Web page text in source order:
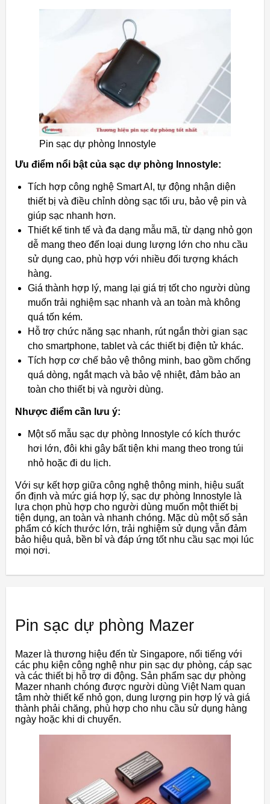
Pin sạc dự phòng Innostyle
Ưu điểm nổi bật của sạc dự phòng Innostyle:
Tích hợp công nghệ Smart AI, tự động nhận diện
thiết bị và điều chỉnh dòng sạc tối ưu, bảo vệ pin và
giúp sạc nhanh hơn.
Thiết kế tinh tế và đa dạng mẫu mã, từ dạng nhỏ gọn
dễ mang theo đến loại dung lượng lớn cho nhu cầu
sử dụng cao, phù hợp với nhiều đối tượng khách
hàng.
Giá thành hợp lý, mang lại giá trị tốt cho người dùng
muốn trải nghiệm sạc nhanh và an toàn mà không
quá tốn kém.
Hỗ trợ chức năng sạc nhanh, rút ngắn thời gian sạc
cho smartphone, tablet và các thiết bị điện tử khác.
Tích hợp cơ chế bảo vệ thông minh, bao gồm chống
quá dòng, ngắt mạch và bảo vệ nhiệt, đảm bảo an
toàn cho thiết bị và người dùng.
Nhược điểm cần lưu ý:
Một số mẫu sạc dự phòng Innostyle có kích thước
hơi lớn, đôi khi gây bất tiện khi mang theo trong túi
nhỏ hoặc đi du lịch.
Với sự kết hợp giữa công nghệ thông minh, hiệu suất
ổn định và mức giá hợp lý, sạc dự phòng Innostyle là
lựa chọn phù hợp cho người dùng muốn một thiết bị
tiện dụng, an toàn và nhanh chóng. Mặc dù một số sản
phẩm có kích thước lớn, trải nghiệm sử dụng vẫn đảm
bảo hiệu quả, bền bỉ và đáp ứng tốt nhu cầu sạc mọi lúc
mọi nơi.
Pin sạc dự phòng Mazer
Mazer là thương hiệu đến từ Singapore, nổi tiếng với
các phụ kiện công nghệ như pin sạc dự phòng, cáp sạc
và các thiết bị hỗ trợ di động. Sản phẩm sạc dự phòng
Mazer nhanh chóng được người dùng Việt Nam quan
tâm nhờ thiết kế nhỏ gọn, dung lượng pin hợp lý và giá
thành phải chăng, phù hợp cho nhu cầu sử dụng hàng
ngày hoặc khi di chuyển.